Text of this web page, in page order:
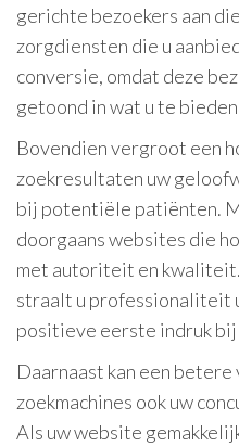
gerichte bezoekers aan
zorgdiensten die u
conversie, omdat deze
getoond in wat u te
Bovendien vergroot een
zoekresultaten uw
bij potentiële patiënten.
doorgaans websites die
met autoriteit en
straalt u professionaliteit
positieve eerste indruk
Daarnaast kan een
zoekmachines ook uw
Als uw website